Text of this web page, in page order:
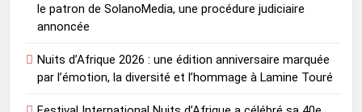
le patron de SolanoMedia, une procédure judiciaire
annoncée
Nuits d’Afrique 2026 : une édition anniversaire marquée
par l’émotion, la diversité et l’hommage à Lamine Touré